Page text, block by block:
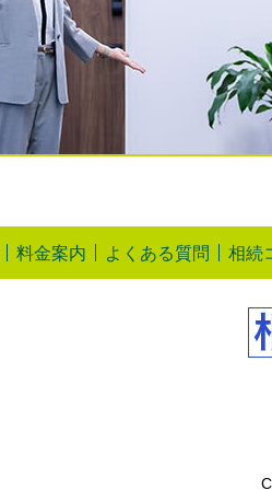
料金案内 よくある質問 相続